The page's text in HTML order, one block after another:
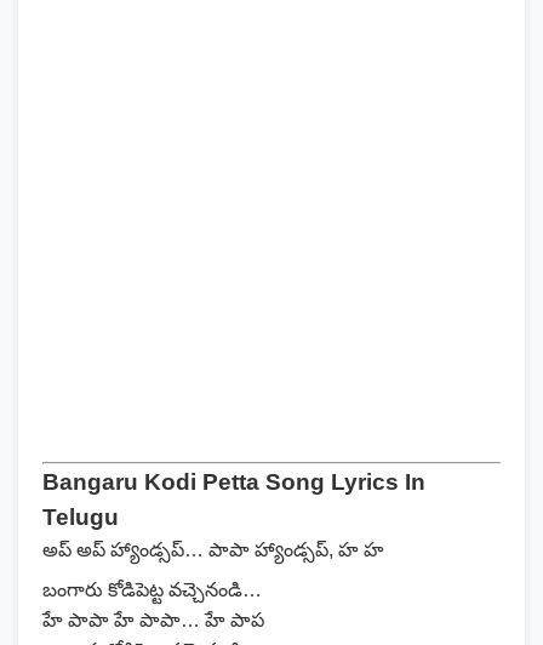
Bangaru Kodi Petta Song Lyrics In
Telugu
అప్ అప్ హ్యాండ్సప్… పాపా హ్యాండ్సప్, హ హ
బంగారు కోడిపెట్ట వచ్చెనండి…
హే పాపా హే పాపా… హే పాప